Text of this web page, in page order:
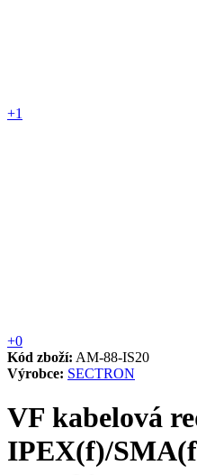
+1
+0
Kód zboží: AM-88-IS20
Výrobce: SECTRON
VF kabelová
IPEX(f)/